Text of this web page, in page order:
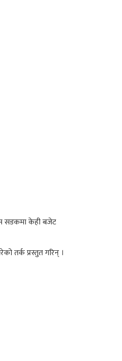
सडकमा केही बजेट
तर्क प्रस्तुत गरिन् ।